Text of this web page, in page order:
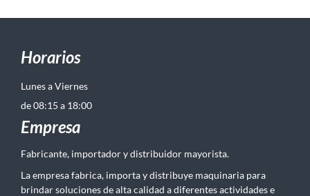
Horarios
Lunes a Viernes
de 08:15 a 18:00
Empresa
Fabricante, importador y distribuidor mayorista.
La empresa fabrica, importa y distribuye maquinaria para
brindar soluciones de alta calidad a diferentes actividades e